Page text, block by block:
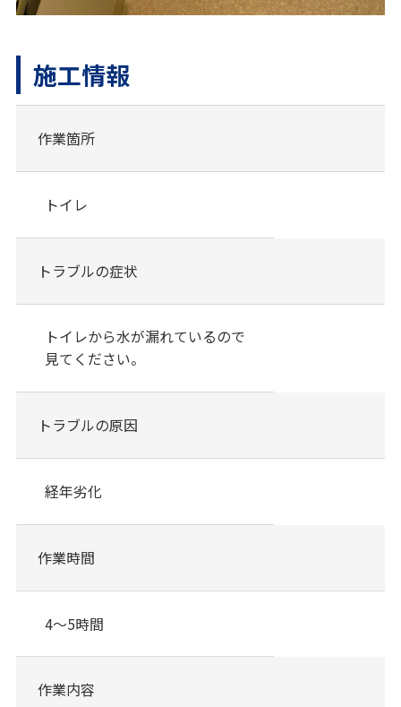
施工情報
作業箇所
トイレ
トラブルの症状
トイレから水が漏れているので
見てください。
トラブルの原因
経年劣化
作業時間
4～5時間
作業内容